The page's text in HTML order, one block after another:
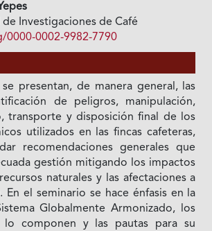
Investigaciones de Café
0002-9982-7790
presentan, de manera general, las
de peligros, manipulación,
transporte y disposición final de los
utilizados en las fincas cafeteras,
recomendaciones generales que
gestión mitigando los impactos
naturales y las afectaciones a
En el seminario se hace énfasis en la
Globalmente Armonizado, los
lo componen y las pautas para su